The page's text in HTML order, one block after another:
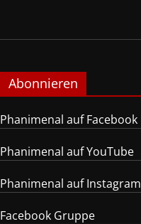
Abonnieren
Phanimenal auf Facebook
Phanimenal auf YouTube
Phanimenal auf Instagram
Facebook Gruppe